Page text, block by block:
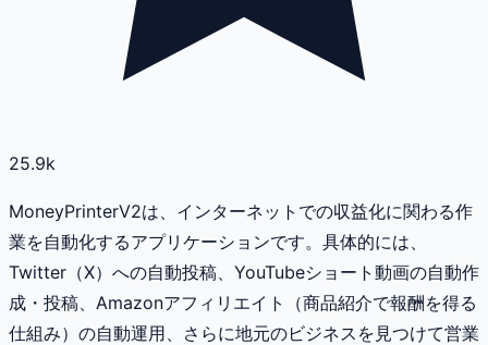
25.9k
MoneyPrinterV2は、インターネットでの収益化に関わる作
業を自動化するアプリケーションです。具体的には、
Twitter（X）への自動投稿、YouTubeショート動画の自動作
成・投稿、Amazonアフィリエイト（商品紹介で報酬を得る
仕組み）の自動運用、さらに地元のビジネスを見つけて営業